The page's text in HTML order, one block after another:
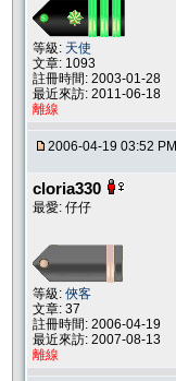
等級: 天使
文章: 1093
註冊時間: 2003-01-28
最近來訪: 2011-06-18
離線
2006-04-19 03:52 PM
cloria330
最愛: 仔仔
等級: 俠客
文章: 37
註冊時間: 2006-04-19
最近來訪: 2007-08-13
離線